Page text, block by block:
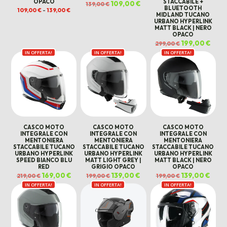
109,00€ - 139,00€Fascia
139,00€Il
prezzo
109,00€
attuale
109,00 €.
BLUETOOTH
MIDLAND TUCANO
URBANO HYPERLINK
MATT BLACK | NERO
OPACO
299,00€ Il
prezzo
originale
era:
299,00 €.
199,00€
è:
IN OFFERTA!
CASCO MOTO
INTEGRALE CON
MENTONIERA
STACCABILE TUCANO
URBANO HYPERLINK
SPEED BIANCO BLU
RED
219,00€ Il
prezzo
originale
era:
219,00 €.
169,00€Il
prezzo
attuale
è:
169,00 €.
IN OFFERTA!
CASCO MOTO
INTEGRALE CON
MENTONIERA
STACCABILE TUCANO
URBANO HYPERLINK
MATT LIGHT GREY |
GRIGIO OPACO
199,00€Il
prezzo
originale
era:
139,00€
prezzo
attuale
139,00 €.
IN OFFERTA!
CASCO MOTO
INTEGRALE CON
MENTONIERA
STACCABILE TUCANO
URBANO HYPERLINK
MATT BLACK | NERO
OPACO
199,00€ Il
prezzo
originale
era:
199,00 €.
139,00€Il
è:
IN OFFERTA! IN OFFERTA! IN OFFERTA!